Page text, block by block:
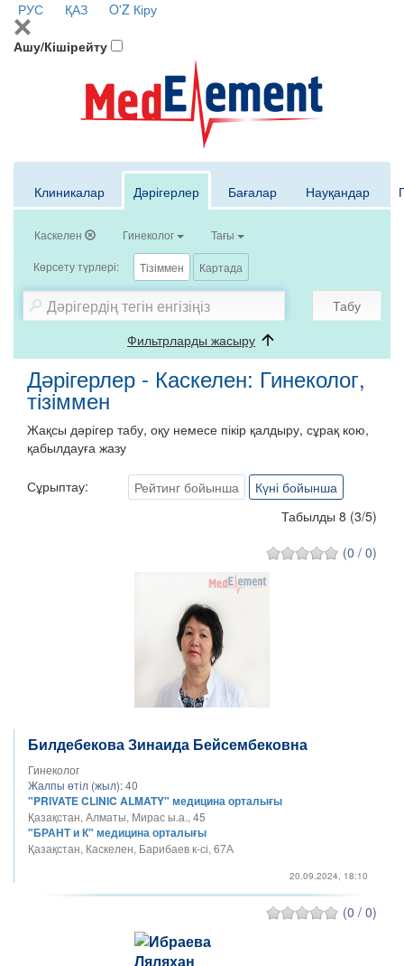
РУС ҚАЗ O'Z Кіру
Ашу/Кішірейту
Клиникалар Дәрігерлер Бағалар Науқандар
Каскелен Гинеколог Тағы
Көрсету түрлері: Тізіммен Картада
Табу
Фильтрларды жасыру
Дәрігерлер - Каскелен: Гинеколог,
тізіммен
Жақсы дәрігер табу, оқу немесе пікір қалдыру, сұрақ кою,
қабылдауға жазу
Сұрыптау: Рейтинг бойынша
Күні бойынша
Табылды 8 (3/5)
(0 / 0)
Билдебекова Зинаида Бейсембековна
Гинеколог
Жалпы өтіл (жыл):40
"PRIVATE CLINIC ALMATY" медицина орталығы
Қазақстан, Алматы, Мирас ы.а., 45
"БРАНТ и К" медицина орталығы
Қазақстан, Каскелен, Барибаев к-сі, 67А
20.09.2024, 18:10
(0 / 0)